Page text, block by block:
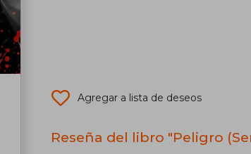
Agregar a lista de deseos
Reseña del libro "Peligro